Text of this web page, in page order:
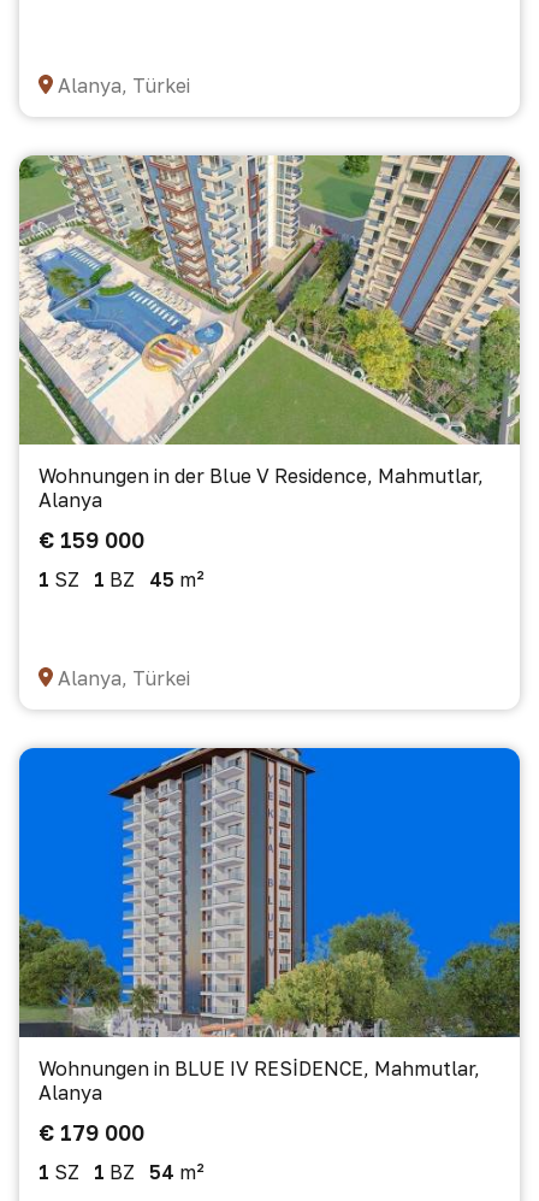
Alanya, Türkei
Wohnungen in der Blue V Residence, Mahmutlar,
Alanya
€ 159 000
1 SZ 1 BZ 45 m²
Alanya, Türkei
Wohnungen in BLUE IV RESİDENCE, Mahmutlar,
Alanya
€ 179 000
1 SZ 1 BZ 54 m²